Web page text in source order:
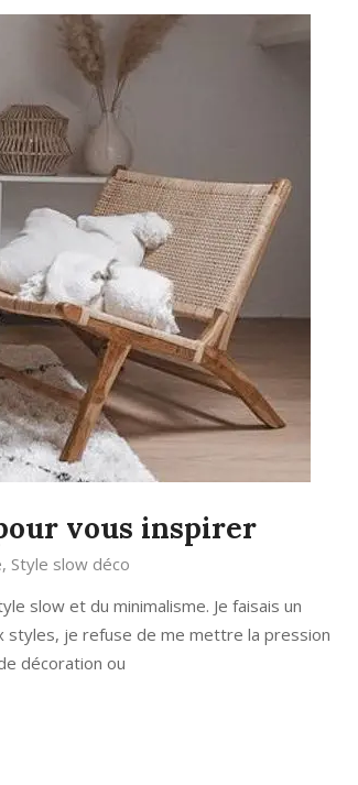
vous inspirer
, Style slow déco
slow et du minimalisme. Je faisais un
styles, je refuse de me mettre la pression
décoration ou